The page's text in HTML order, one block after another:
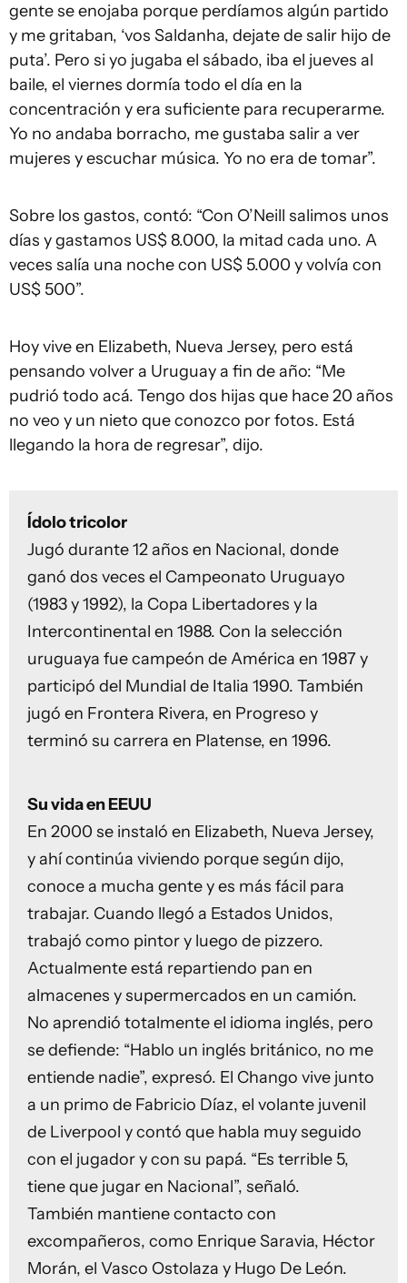
gente se enojaba porque perdíamos algún partido
y me gritaban, ‘vos Saldanha, dejate de salir hijo de
puta’. Pero si yo jugaba el sábado, iba el jueves al
baile, el viernes dormía todo el día en la
concentración y era suficiente para recuperarme.
Yo no andaba borracho, me gustaba salir a ver
mujeres y escuchar música. Yo no era de tomar”.
Sobre los gastos, contó: “Con O’Neill salimos unos
días y gastamos US$ 8.000, la mitad cada uno. A
veces salía una noche con US$ 5.000 y volvía con
US$ 500”.
Hoy vive en Elizabeth, Nueva Jersey, pero está
pensando volver a Uruguay a fin de año: “Me
pudrió todo acá. Tengo dos hijas que hace 20 años
no veo y un nieto que conozco por fotos. Está
llegando la hora de regresar”, dijo.
Ídolo tricolor
Jugó durante 12 años en Nacional, donde
ganó dos veces el Campeonato Uruguayo
(1983 y 1992), la Copa Libertadores y la
Intercontinental en 1988. Con la selección
uruguaya fue campeón de América en 1987 y
participó del Mundial de Italia 1990. También
jugó en Frontera Rivera, en Progreso y
terminó su carrera en Platense, en 1996.
Su vida en EEUU
En 2000 se instaló en Elizabeth, Nueva Jersey,
y ahí continúa viviendo porque según dijo,
conoce a mucha gente y es más fácil para
trabajar. Cuando llegó a Estados Unidos,
trabajó como pintor y luego de pizzero.
Actualmente está repartiendo pan en
almacenes y supermercados en un camión.
No aprendió totalmente el idioma inglés, pero
se defiende: “Hablo un inglés británico, no me
entiende nadie”, expresó. El Chango vive junto
a un primo de Fabricio Díaz, el volante juvenil
de Liverpool y contó que habla muy seguido
con el jugador y con su papá. “Es terrible 5,
tiene que jugar en Nacional”, señaló.
También mantiene contacto con
excompañeros, como Enrique Saravia, Héctor
Morán, el Vasco Ostolaza y Hugo De León.